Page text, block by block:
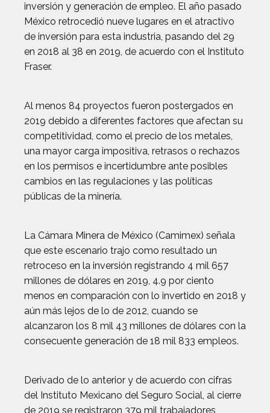
inversión y generación de empleo. El año pasado
México retrocedió nueve lugares en el atractivo
de inversión para esta industria, pasando del 29
en 2018 al 38 en 2019, de acuerdo con el Instituto
Fraser.
Al menos 84 proyectos fueron postergados en
2019 debido a diferentes factores que afectan su
competitividad, como el precio de los metales,
una mayor carga impositiva, retrasos o rechazos
en los permisos e incertidumbre ante posibles
cambios en las regulaciones y las políticas
públicas de la minería.
La Cámara Minera de México (Camimex) señala
que este escenario trajo como resultado un
retroceso en la inversión registrando 4 mil 657
millones de dólares en 2019, 4.9 por ciento
menos en comparación con lo invertido en 2018 y
aún más lejos de lo de 2012, cuando se
alcanzaron los 8 mil 43 millones de dólares con la
consecuente generación de 18 mil 833 empleos.
Derivado de lo anterior y de acuerdo con cifras
del Instituto Mexicano del Seguro Social, al cierre
de 2019 se registraron 379 mil trabajadores,